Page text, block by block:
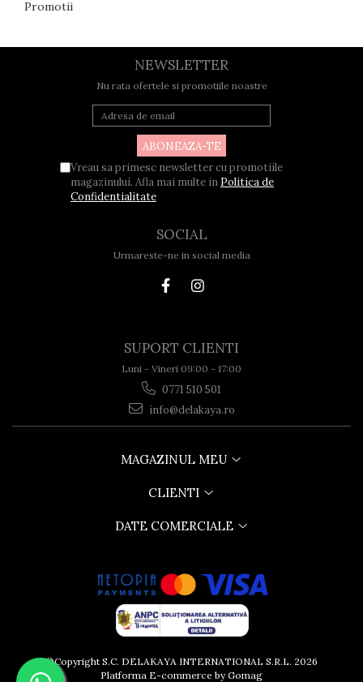
Promotii
NEWSLETTER
Nu rata ofertele si promotiile noastre
Vreau sa primesc newsletter cu promotiile
magazinului. Afla mai multe in Politica de
Confidentialitate
SOCIAL
Urmareste-ne in social media
SUPORT CLIENTI
Luni - Vineri 09:00 - 17:00
0771 510 501
info@delakaya.ro
MAGAZINUL MEU
CLIENTI
DATE COMERCIALE
©Copyright S.C. DELAKAYA INTERNATIONAL S.R.L. 2026
Platforma E-commerce by Gomag